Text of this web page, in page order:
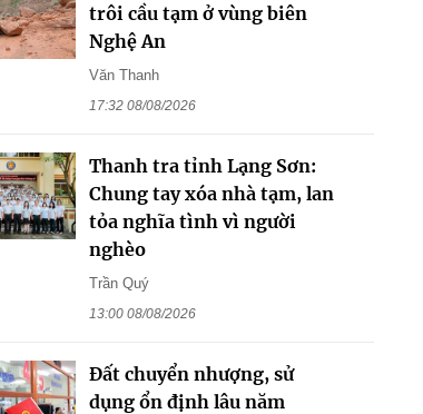
trôi cầu tạm ở vùng biên
Nghệ An
Văn Thanh
17:32 08/08/2026
Thanh tra tỉnh Lạng Sơn:
Chung tay xóa nhà tạm, lan
tỏa nghĩa tình vì người
nghèo
Trần Quý
13:00 08/08/2026
Đất chuyển nhượng, sử
dụng ổn định lâu năm